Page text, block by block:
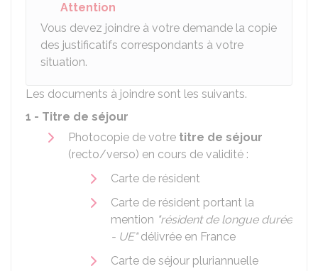
Attention
Vous devez joindre à votre demande la copie
des justificatifs correspondants à votre
situation.
Les documents à joindre sont les suivants.
1 - Titre de séjour
Photocopie de votre titre de séjour
(recto/verso) en cours de validité :
Carte de résident
Carte de résident portant la
mention "résident de longue durée
- UE"délivrée en France
Carte de séjour pluriannuelle